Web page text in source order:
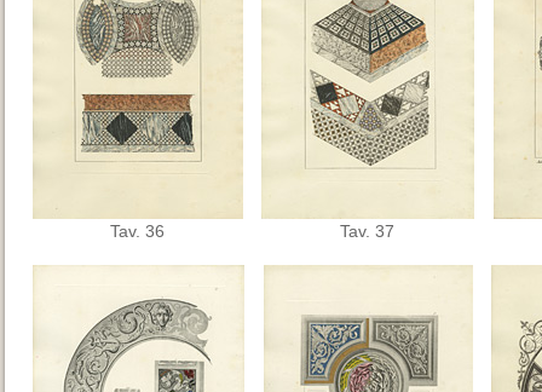
Tav. 36 Tav. 37